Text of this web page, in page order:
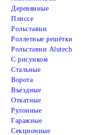
Деревянные
Плиссе
Рольставни
Роллетные решётки
Рольставни Alutech
С рисунком
Стальные
Ворота
Въездные
Откатные
Рулонные
Гаражные
Cекционные